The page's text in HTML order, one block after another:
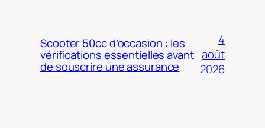
Scooter 50cc d’occasion : les
vérifications essentielles avant
de souscrire une assurance
4
août
2026